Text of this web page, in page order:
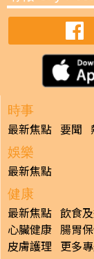
時事
最新焦點 要聞
娛樂
最新焦點
健康
最新焦點 飲食
心臟健康 腸胃
皮膚護理 更多